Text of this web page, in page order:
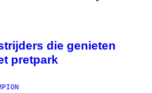
die genieten
pretpark